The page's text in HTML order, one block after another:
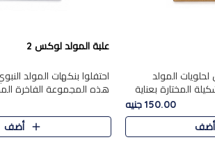
المولد
المختارة بعناية
جوزرية مع
150.00 جنيه
أضف
علبة المولد لوكس 2
احتفلوا بنكهات المولد
قطعة، والتي تم اختيارها
تشكيلة واسعة من الحلويات
المفضلة. تشمل المجموعة
أضف